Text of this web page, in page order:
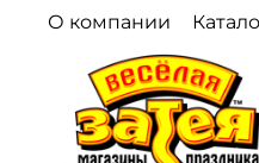
О компании